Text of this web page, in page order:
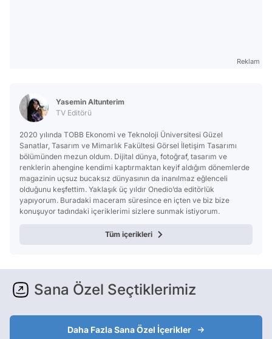
Reklam
Yasemin Altunterim
TV Editörü
2020 yılında TOBB Ekonomi ve Teknoloji Üniversitesi Güzel
Sanatlar, Tasarım ve Mimarlık Fakültesi Görsel İletişim Tasarımı
bölümünden mezun oldum. Dijital dünya, fotoğraf, tasarım ve
renklerin ahengine kendimi kaptırmaktan keyif aldığım dönemlerde
magazinin uçsuz bucaksız dünyasının da inanılmaz eğlenceli
olduğunu keşfettim. Yaklaşık üç yıldır Onedio’da editörlük
yapıyorum. Buradaki maceram süresince en içten ve biz bize
konuşuyor tadındaki içeriklerimi sizlere sunmak istiyorum.
Tüm içerikleri
Sana Özel Seçtiklerimiz
Daha Fazla Sana Özel İçerikler